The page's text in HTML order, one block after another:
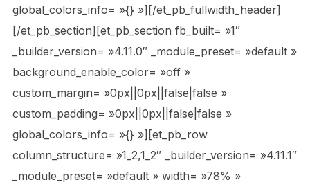
global_colors_info= »{} »][/et_pb_fullwidth_header]
[/et_pb_section][et_pb_section fb_built= »1″
_builder_version= »4.11.0″ _module_preset= »default »
background_enable_color= »off »
custom_margin= »0px||0px||false|false »
custom_padding= »0px||0px||false|false »
global_colors_info= »{} »][et_pb_row
column_structure= »1_2,1_2″ _builder_version= »4.11.1″
_module_preset= »default » width= »78% »